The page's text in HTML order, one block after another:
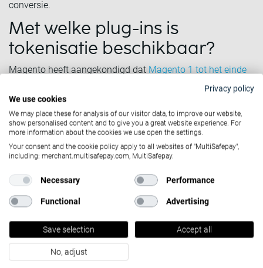
conversie.
Met welke plug-ins is
tokenisatie beschikbaar?
Magento heeft aangekondigd dat Magento 1 tot het einde
. MultiSafepay heeft daarom
plug-ins voor de tokenisatie gemaakt voor zowel Magento
1-gebruikers als Magento 2-gebruikers.
Als u de gratis technologie in uw Magento-webshop wilt
gebruiken, dan dient u de nieuwe Magento 1-plugin versie
downloaden. Bel uw accountmanager om de tools te
activeren die nodig zijn voor tokenisatie in uw Merchant
Control.
Neem contact op met uw accountmanager of e-mail ons op
sales@multisafepay.com
Privacy policy
We use cookies
We may place these for analysis of our visitor data, to improve our website,
show personalised content and to give you a great website experience. For
more information about the cookies we use open the settings.
Your consent and the cookie policy apply to all websites of "MultiSafepay",
including: merchant.multisafepay.com, MultiSafepay.
Necessary Performance
Functional Advertising
Save selection Accept all
No, adjust